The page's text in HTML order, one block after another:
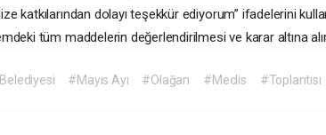
katkılarından dolayı teşekkür ediyorum” ifadelerini
tüm maddelerin değerlendirilmesi ve karar altına
#Mayıs Ayı #Olağan #Meclis #Toplantısı